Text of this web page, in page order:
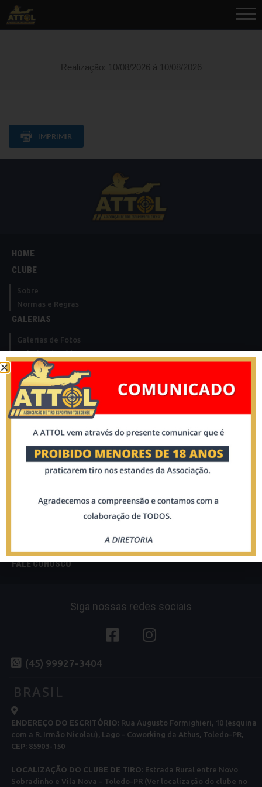
Realização: 10/08/2026 à 10/08/2026
IMPRIMIR
HOME
CLUBE
Sobre
Normas e Regras
GALERIAS
Galerias de Fotos
Galerias de Vídeo
ATLETAS
Declarações
Emitir Declaração
Validar Declaração
Filiação
MODALIDADES
Saque Rápido
FALE CONOSCO
Siga nossas redes sociais
(45) 99927-3404
BRASIL
ENDEREÇO DO ESCRITÓRIO: Rua Augusto Formighieri, 10 (esquina
com a R. Irmão Nicolau), Lago - Coworking da Athus, Toledo-PR,
CEP: 85903-150
LOCALIZAÇÃO DO CLUBE DE TIRO: Estrada Rural entre Novo
Sobradinho e Vila Nova - Toledo-PR (Ver localização do clube no